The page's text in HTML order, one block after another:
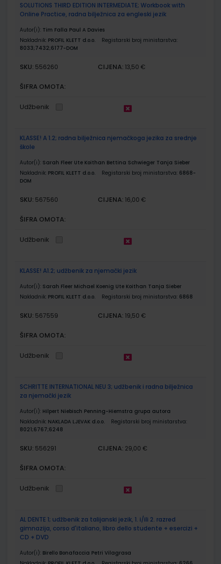
SOLUTIONS THIRD EDITION INTERMEDIATE; Workbook with
Online Practice, radna bilježnica za engleski jezik
Autor(i): Tim Falla Paul A Davies
Nakladnik: PROFIL KLETT d.o.o.
Registarski broj ministarstva:
8033;7432;6177-DOM
SKU: 556260 CIJENA: 13,50 €
ŠIFRA OMOTA:
Udžbenik
KLASSE! A 1.2; radna bilježnica njemačkoga jezika za srednje
škole
Autor(i): Sarah Fleer Ute Koithan Bettina Schwieger Tanja Sieber
Nakladnik: PROFIL KLETT d.o.o. Registarski broj ministarstva: 6868-
DOM
SKU: 567560 CIJENA: 16,00 €
ŠIFRA OMOTA:
Udžbenik
KLASSE! A1.2; udžbenik za njemački jezik
Autor(i): Sarah Fleer Michael Koenig Ute Koithan Tanja Sieber
Nakladnik: PROFIL KLETT d.o.o. Registarski broj ministarstva: 6868
SKU: 567559 CIJENA: 19,50 €
ŠIFRA OMOTA:
Udžbenik
SCHRITTE INTERNATIONAL NEU 3; udžbenik i radna bilježnica
za njemački jezik
Autor(i): Hilpert Niebisch Penning-Hiemstra grupa autora
Nakladnik: NAKLADA LJEVAK d.o.o.
Registarski broj ministarstva:
8021;6767;6248
SKU: 556291 CIJENA: 29,00 €
ŠIFRA OMOTA:
Udžbenik
AL DENTE 1; udžbenik za talijanski jezik, 1. i/ili 2. razred
gimnazija, corso d'italiano, libro dello studente + esercizi +
CD + DVD
Autor(i): Birello Bonafaccia Petri Vilagrasa